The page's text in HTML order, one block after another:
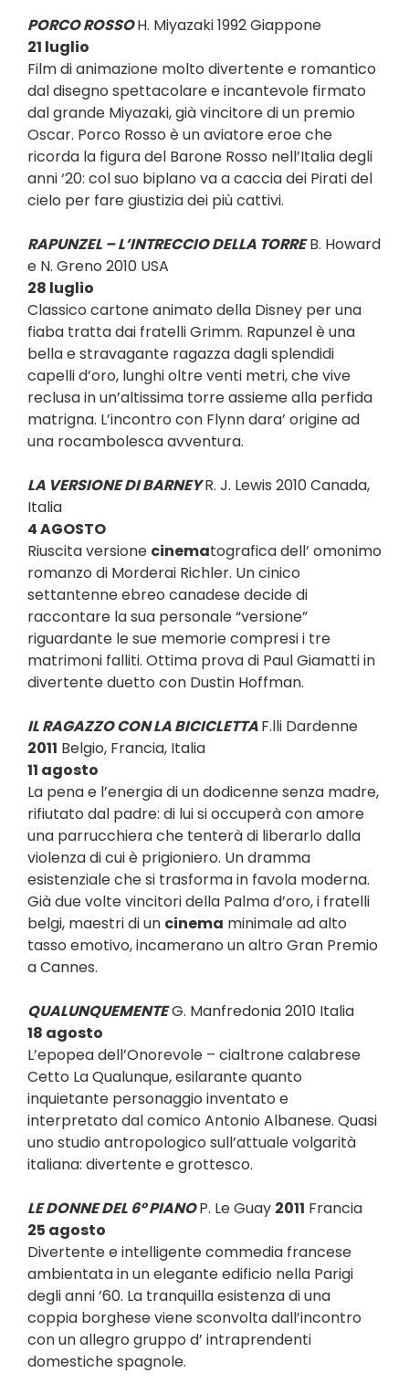
PORCO ROSSOH. Miyazaki 1992 Giappone
21 luglio
Film di animazione molto divertente e romantico
dal disegno spettacolare e incantevole firmato
dal grande Miyazaki, già vincitore di un premio
Oscar. Porco Rosso è un aviatore eroe che
ricorda la figura del Barone Rosso nell’Italia degli
anni ‘20: col suo biplano va a caccia dei Pirati del
cielo per fare giustizia dei più cattivi.
RAPUNZEL – L’INTRECCIO DELLA TORREB. Howard
e N. Greno 2010 USA
28 luglio
Classico cartoneanimato della Disney per una
fiaba tratta dai fratelli Grimm. Rapunzel è una
bella e stravagante ragazza dagli splendidi
capelli d’oro, lunghi oltre venti metri, che vive
reclusa in un’altissima torre assieme alla perfida
matrigna. L’incontro con Flynn dara’ origine ad
una rocambolesca avventura.
LA VERSIONE DI BARNEYR. J. Lewis 2010 Canada,
Italia
4 AGOSTO
Riuscita versione cinematografica dell’ omonimo
romanzo di Morderai Richler. Un cinico
settantenne ebreo canadese decide di
raccontare la sua personale “versione”
riguardante le sue memorie compresi i tre
matrimoni falliti. Ottima prova di Paul Giamatti in
divertente duetto con Dustin Hoffman.
IL RAGAZZO CON LA BICICLETTAF.lli Dardenne
2011 Belgio, Francia, Italia
11 agosto
La pena e l’energia di un dodicenne senza madre,
rifiutato dal padre: di lui si occuperà con amore
una parrucchiera che tenterà di liberarlo dalla
violenza di cui è prigioniero. Un dramma
esistenziale che si trasforma in favola moderna.
Già due volte vincitori della Palma d’oro, i fratelli
belgi, maestri di un cinema minimale ad alto
tasso emotivo, incamerano un altro Gran Premio
a Cannes.
QUALUNQUEMENTEG. Manfredonia 2010 Italia
18 agosto
L’epopea dell’Onorevole – cialtrone calabrese
Cetto La Qualunque, esilarante quanto
inquietante personaggio inventato e
interpretato dal comico Antonio Albanese. Quasi
uno studio antropologico sull’attuale volgarità
italiana: divertente e grottesco.
LE DONNE DEL 6° PIANOP. Le Guay 2011 Francia
25 agosto
Divertente e intelligente commedia francese
ambientata in un elegante edificio nella Parigi
degli anni ’60. La tranquilla esistenza di una
coppia borghese viene sconvolta dall’incontro
con un allegro gruppo d’ intraprendenti
domestiche spagnole.